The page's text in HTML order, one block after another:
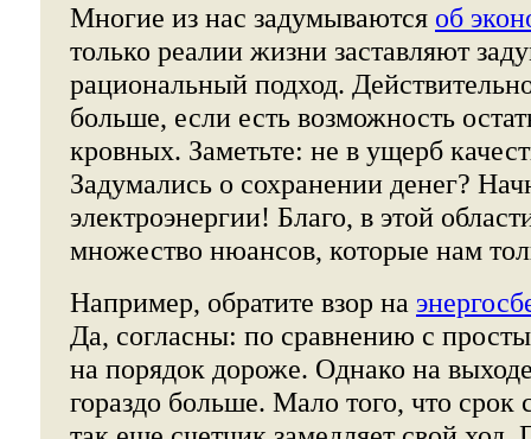
Многие из нас задумываются об
только реалии жизни заставляют
рациональный подход.
больше, если есть возможность
кровных. Заметьте: не в ущерб
Задумались о сохранении денег?
электроэнергии! Благо, в этой
множество нюансов, которые нам
Например, обратите взор на
Да, согласны: по сравнению с
на порядок дороже. Однако на
гораздо больше. Мало того, что срок